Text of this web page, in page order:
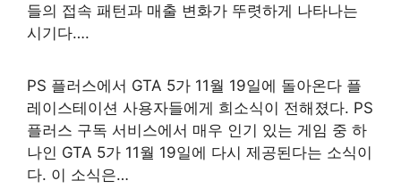
들의 접속 패턴과 매출 변화가 뚜렷하게 나타나는
시기다….
PS 플러스에서 GTA 5가 11월 19일에 돌아온다 플
레이스테이션 사용자들에게 희소식이 전해졌다. PS
플러스 구독 서비스에서 매우 인기 있는 게임 중 하
나인 GTA 5가 11월 19일에 다시 제공된다는 소식이
다. 이 소식은…